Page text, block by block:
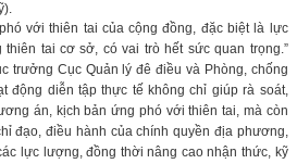
với thiên tai của cộng đồng, đặc biệt là lực
thiên tai cơ sở, có vai trò hết sức quan trọng.”
trưởng Cục Quản lý đê điều và Phòng, chống
động diễn tập thực tế không chỉ giúp rà soát,
án, kịch bản ứng phó với thiên tai, mà còn
đạo, điều hành của chính quyền địa phương,
lực lượng, đồng thời nâng cao nhận thức, kỹ